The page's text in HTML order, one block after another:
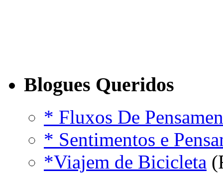
Blogues Queridos
* Fluxos De
* Sentimentos e
*Viajem de Bicicleta